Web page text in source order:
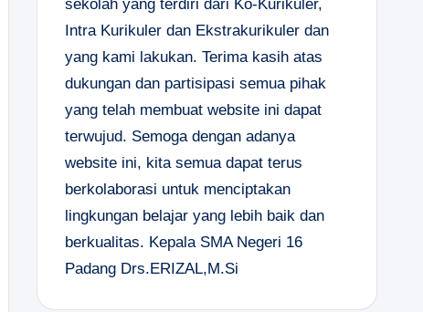
sekolah yang terdiri dari Ko-Kurikuler,
Intra Kurikuler dan Ekstrakurikuler dan
yang kami lakukan. Terima kasih atas
dukungan dan partisipasi semua pihak
yang telah membuat website ini dapat
terwujud. Semoga dengan adanya
website ini, kita semua dapat terus
berkolaborasi untuk menciptakan
lingkungan belajar yang lebih baik dan
berkualitas. Kepala SMA Negeri 16
PadangDrs.ERIZAL,M.Si